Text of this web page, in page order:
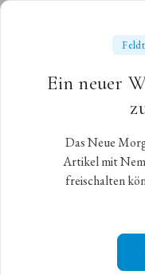
NEUES
für
Ein neuer
Das Neue
Artikel mit
freischalten
Im Reich der
Das Bayerische
15. Oktober